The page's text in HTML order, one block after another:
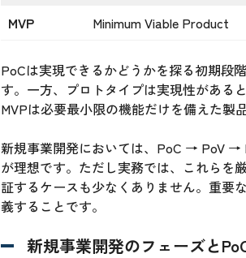
MVP
Minimum Viable Product
PoCは実現できるかどうかを探る初期段
す。一方、プロトタイプは実現性がある
MVPは必要最小限の機能だけを備えた製
新規事業開発においては、PoC → PoV →
が理想です。ただし実務では、これらを
証するケースも少なくありません。重要
義することです。
新規事業開発のフェーズと